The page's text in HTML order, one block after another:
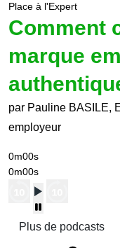
Place à l'Expert
Comment
marque
par Pauline BASILE,
employeur
0m00s
0m00s
Plus de podcasts